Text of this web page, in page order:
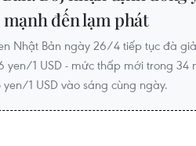
đến lạm phát
Nhật Bản ngày 26/4 tiếp tục đà
yen/1 USD - mức thấp mới trong
yen/1 USD vào sáng cùng ngày.